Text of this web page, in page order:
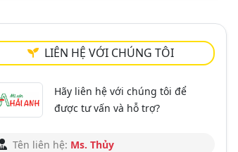
LIÊN HỆ VỚI CHÚNG TÔI
Hãy liên hệ với chúng tôi để
được tư vấn và hỗ trợ?
Tên liên hệ: Ms. Thủy